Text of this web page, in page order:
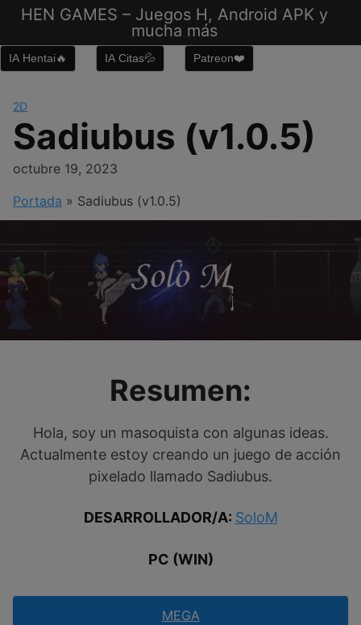
Saltar
contenido
HEN GAMES – Juegos H, Android APK y
mucha más
IA Hentai🔥 IA Citas💦 Patreon❤️
2D
Sadiubus (v1.0.5)
octubre 19, 2023
Portada » Sadiubus (v1.0.5)
Resumen:
Hola, soy un masoquista con algunas ideas.
Actualmente estoy creando un juego de acción
pixelado llamado Sadiubus.
DESARROLLADOR/A: SoloM
PC (WIN)
MEGA